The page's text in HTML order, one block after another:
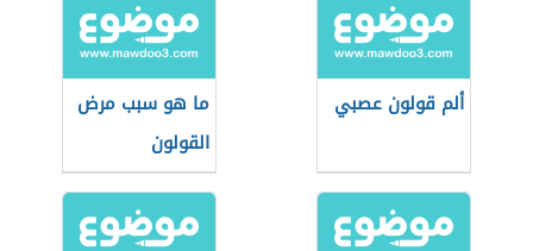
ألم قولون عصبي
ما هو سبب مرض
القولون